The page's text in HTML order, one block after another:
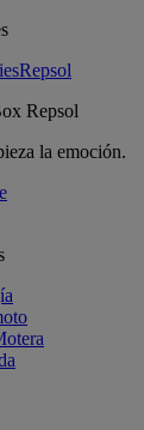
Repsol
la emoción.